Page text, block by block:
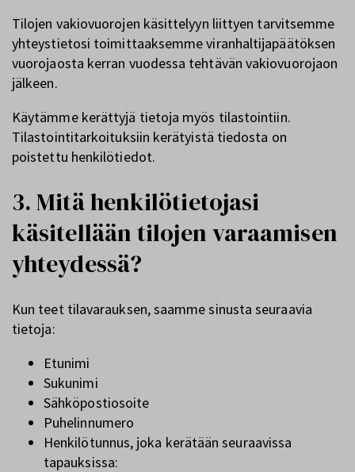
Tilojen vakiovuorojen käsittelyyn liittyen tarvitsemme
yhteystietosi toimittaaksemme viranhaltijapäätöksen
vuorojaosta kerran vuodessa tehtävän vakiovuorojaon
jälkeen.
Käytämme kerättyjä tietoja myös tilastointiin.
Tilastointitarkoituksiin kerätyistä tiedosta on
poistettu henkilötiedot.
3. Mitä henkilötietojasi
käsitellään tilojen varaamisen
yhteydessä?
Kun teet tilavarauksen, saamme sinusta seuraavia
tietoja:
Etunimi
Sukunimi
Sähköpostiosoite
Puhelinnumero
Henkilötunnus, joka kerätään seuraavissa
tapauksissa: